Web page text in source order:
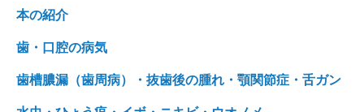
本の紹介
歯・口腔の病気
歯槽膿漏（歯周病）・抜歯後の腫れ・顎関節症・舌ガン